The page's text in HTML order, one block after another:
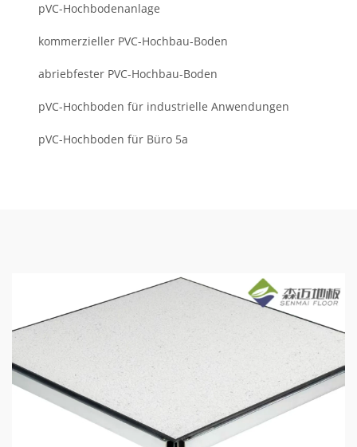
pVC-Hochbodenanlage
kommerzieller PVC-Hochbau-Boden
abriebfester PVC-Hochbau-Boden
pVC-Hochboden für industrielle Anwendungen
pVC-Hochboden für Büro 5a